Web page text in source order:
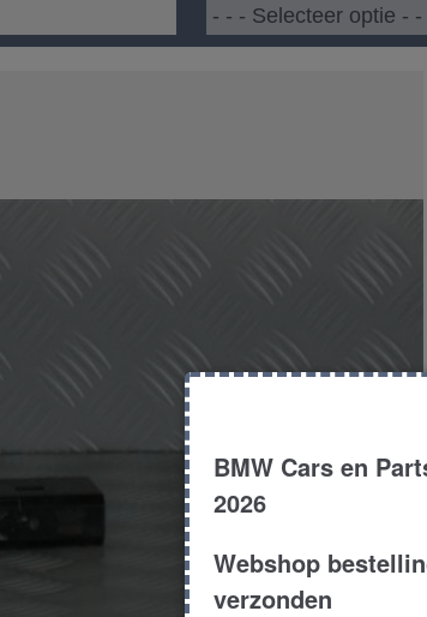
BMW Cars en
2026
Webshop
verzonden